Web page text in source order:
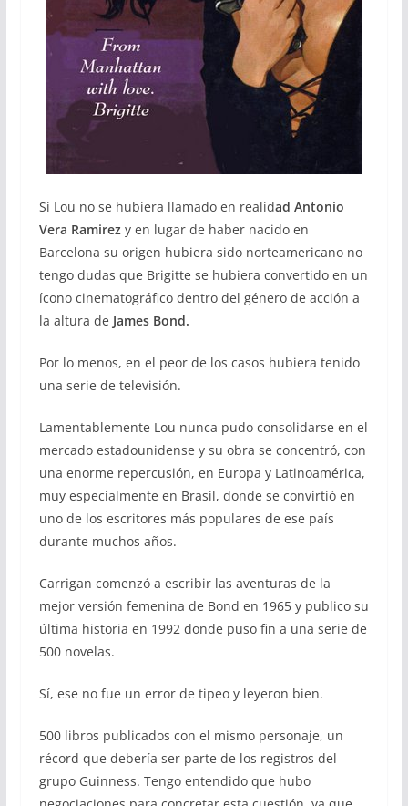
Si Lou no se hubiera llamado en realidad Antonio
Vera Ramirezy en lugar de haber nacido en
Barcelona su origen hubiera sido norteamericano no
tengo dudas que Brigitte se hubiera convertido en un
ícono cinematográfico dentro del género de acción a
la altura de James Bond.
Por lo menos, en el peor de los casos hubiera tenido
una serie de televisión.
Lamentablemente Lou nunca pudo consolidarse en el
mercado estadounidense y su obra se concentró, con
una enorme repercusión, en Europa y Latinoamérica,
muy especialmente en Brasil, donde se convirtió en
uno de los escritores más populares de ese país
durante muchos años.
Carrigan comenzó a escribir las aventuras de la
mejor versión femenina de Bond en 1965 y publico su
última historia en 1992 donde puso fin a una serie de
500 novelas.
Sí, ese no fue un error de tipeo y leyeron bien.
500 libros publicados con el mismo personaje, un
récord que debería ser parte de los registros del
grupo Guinness. Tengo entendido que hubo